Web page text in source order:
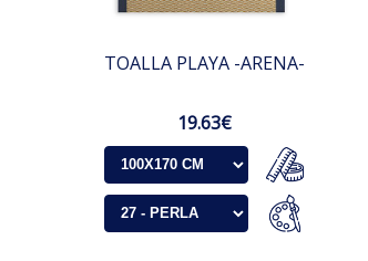
TOALLA PLAYA -ARENA-
19.63€